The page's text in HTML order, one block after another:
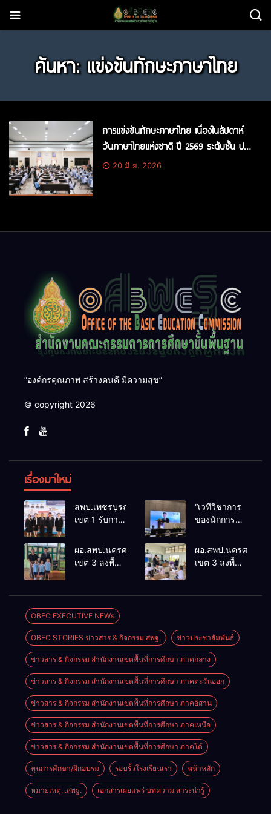
ค้นหา: แข่งขันทักษะภาษาไทย
การแข่งขันทักษะภาษาไทย เนื่องในสัปดาห์
วันภาษาไทยแห่งชาติ ปี 2569 ระดับชั้น ป.1
– ม.320 มิ.ย. 2026
“องค์กรคุณภาพ สร้างคนดี มีความสุข”
© copyright 2026
เรื่องมาใหม่
สพป.เพชรบูรณ์
เขต 1 รับการ
ประเมินผล
เชิงประจักษ์
ต้นแบบ”
ระดับประเทศ
รุ่นที่ 3 ประจำ
ปีงบประมาณ
พ.ศ. 2569
“เวทีวิชาการ
ของนักการ
ThaiCER
International
Research
(ThaiCER)
2026
ผอ.สพป.นครศรีธรรมราช
เขต 3 ลงพื้นที่
ปากพนัง
ผอ.สพป.นครศรีธรร
เขต 3 ลงพื้นที่
OBEC EXECUTIVE NEWs
OBEC STORIES ข่าวสาร & กิจกรรม สพฐ. ข่าวประชาสัมพันธ์
ข่าวสาร & กิจกรรม สำนักงานเขตพื้นที่การศึกษา ภาคกลาง
ข่าวสาร & กิจกรรม สำนักงานเขตพื้นที่การศึกษา ภาคตะวันออก
ข่าวสาร & กิจกรรม สำนักงานเขตพื้นที่การศึกษา ภาคอิสาน
ข่าวสาร & กิจกรรม สำนักงานเขตพื้นที่การศึกษา ภาคเหนือ
ข่าวสาร & กิจกรรม สำนักงานเขตพื้นที่การศึกษา ภาคใต้
ทุนการศึกษา/ฝึกอบรม รอบรั้วโรงเรียนเรา หน้าหลัก
หมายเหตุ...สพฐ. เอกสารเผยแพร่ บทความ สาระน่ารู้